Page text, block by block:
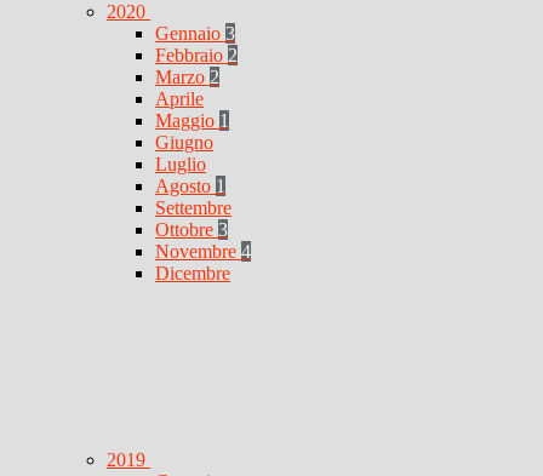
2020
Gennaio 3
Febbraio 2
Marzo 2
Aprile
Maggio 1
Giugno
Luglio
Agosto 1
Settembre
Ottobre 3
Novembre 4
Dicembre
2019